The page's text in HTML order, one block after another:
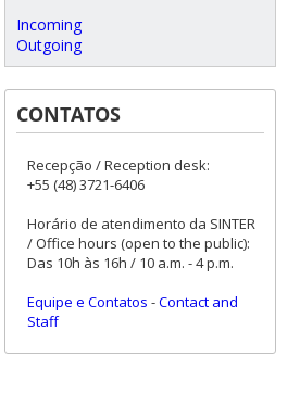
Incoming
Outgoing
CONTATOS
Recepção / Reception desk:
+55 (48) 3721-6406
Horário de atendimento da SINTER
/ Office hours (open to the public):
Das 10h às 16h / 10 a.m. - 4 p.m.
Equipe e Contatos -Contact and
Staff